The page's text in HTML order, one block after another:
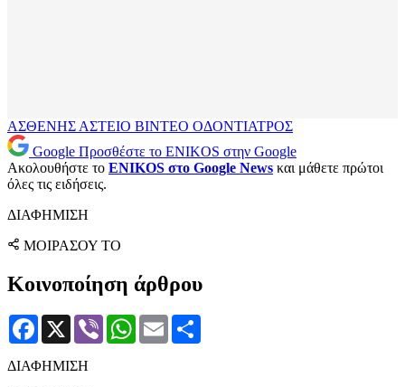
ΑΣΘΕΝΗΣ ΑΣΤΕΙΟ ΒΙΝΤΕΟ ΟΔΟΝΤΙΑΤΡΟΣ
Google Προσθέστε το ENIKOS στην Google
Ακολουθήστε το ENIKOS στο Google News και μάθετε πρώτοι
όλες τις ειδήσεις.
ΔΙΑΦΗΜΙΣΗ
ΜΟΙΡΑΣΟΥ ΤΟ
Κοινοποίηση άρθρου
Facebook
X Viber WhatsApp
Email
ΔΙΑΦΗΜΙΣΗ